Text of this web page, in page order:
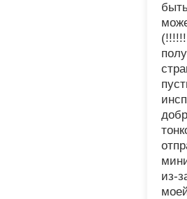
из-